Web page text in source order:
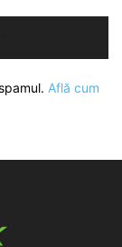
Află cum